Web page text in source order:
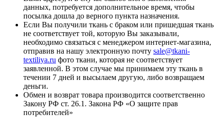
данных, потребуется дополнительное время, чтобы
посылка дошла до верного пункта назначения.
Если Вы получили ткань с браком или пришедшая ткань
не соответствует той, которую Вы заказывали,
необходимо связаться с менеджером интернет-магазина,
отправив на нашу электронную почту sale@tkani-
textiliya.ru фото ткани, которая не соответствует
заявленной. В этом случае мы принимаем эту ткань в
течении 7 дней и высылаем другую, либо возвращаем
деньги.
Обмен и возврат товара производится соответственно
Закону РФ ст. 26.1. Закона РФ «О защите прав
потребителей»